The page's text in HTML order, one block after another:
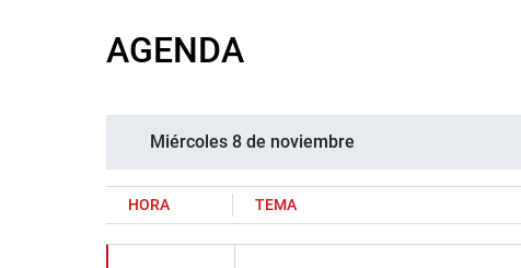
AGENDA
Miércoles 8 de noviembre
HORA TEMA